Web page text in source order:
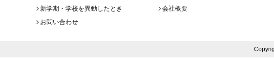
新学期・学校を異動したとき
お問い合わせ
会社概要